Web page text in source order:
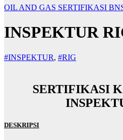
OIL AND GAS SERTIFIKASI
INSPEKTUR
#INSPEKTUR, #RIG
SERTIFIKASI
DESKRIPSI